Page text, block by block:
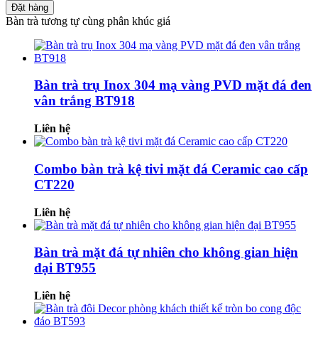
Đặt hàng
Bàn trà tương tự cùng phân khúc giá
Bàn trà trụ Inox 304 mạ vàng PVD mặt đá đen
vân trắng BT918
Liên hệ
Combo bàn trà kệ tivi mặt đá Ceramic cao cấp
CT220
Liên hệ
Bàn trà mặt đá tự nhiên cho không gian hiện
đại BT955
Liên hệ